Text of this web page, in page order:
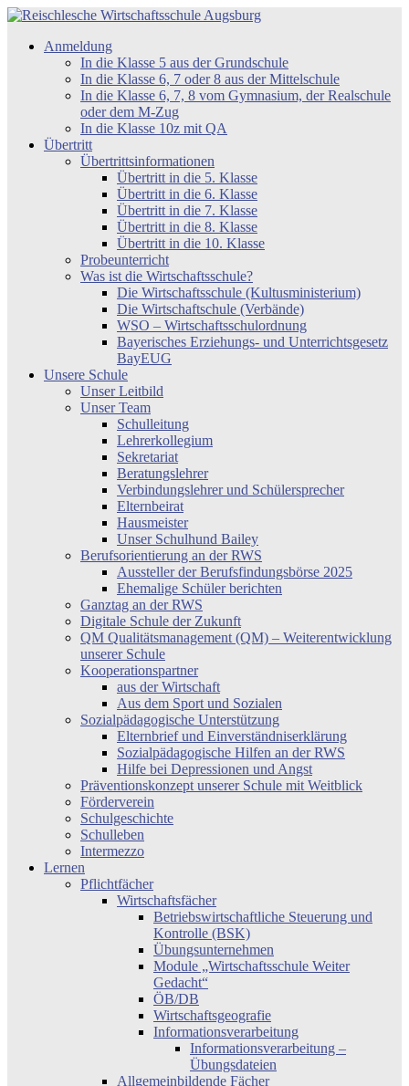
Zum
springen
Reischlesche
Wirtschaftsschule
Anmeldung
In die Klasse 5 aus der Grundschule
In die Klasse 6, 7 oder 8 aus der Mittelschule
In die Klasse 6, 7, 8 vom Gymnasium, der Realschule
oder dem M-Zug
In die Klasse 10z mit QA
Übertritt
Übertrittsinformationen
Übertritt in die 5. Klasse
Übertritt in die 6. Klasse
Übertritt in die 7. Klasse
Übertritt in die 8. Klasse
Übertritt in die 10. Klasse
Probeunterricht
Was ist die Wirtschaftsschule?
Die Wirtschaftsschule (Kultusministerium)
Die Wirtschaftschule (Verbände)
WSO – Wirtschaftsschulordnung
Bayerisches Erziehungs- und Unterrichtsgesetz
BayEUG
Unsere Schule
Unser Leitbild
Unser Team
Schulleitung
Lehrerkollegium
Sekretariat
Beratungslehrer
Verbindungslehrer und Schülersprecher
Elternbeirat
Hausmeister
Unser Schulhund Bailey
Berufsorientierung an der RWS
Aussteller der Berufsfindungsbörse 2025
Ehemalige Schüler berichten
Ganztag an der RWS
Digitale Schule der Zukunft
QM Qualitätsmanagement (QM) – Weiterentwicklung
unserer Schule
Kooperationspartner
aus der Wirtschaft
Aus dem Sport und Sozialen
Sozialpädagogische Unterstützung
Elternbrief und Einverständniserklärung
Sozialpädagogische Hilfen an der RWS
Hilfe bei Depressionen und Angst
Präventionskonzept unserer Schule mit Weitblick
Förderverein
Schulgeschichte
Schulleben
Intermezzo
Lernen
Pflichtfächer
Wirtschaftsfächer
Betriebswirtschaftliche Steuerung und
Kontrolle (BSK)
Übungsunternehmen
Module „Wirtschaftsschule Weiter
Gedacht“
ÖB/DB
Wirtschaftsgeografie
Informationsverarbeitung
Informationsverarbeitung –
Übungsdateien
Allgemeinbildende Fächer